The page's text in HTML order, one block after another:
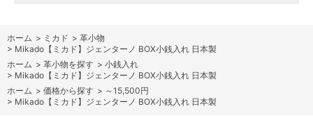
ホーム > ミカド > 革小物
> Mikado【ミカド】ジェンターノ BOX小銭入れ 日本製
ホーム > 革小物を探す > 小銭入れ
> Mikado【ミカド】ジェンターノ BOX小銭入れ 日本製
ホーム > 価格から探す > ～15,500円
> Mikado【ミカド】ジェンターノ BOX小銭入れ 日本製